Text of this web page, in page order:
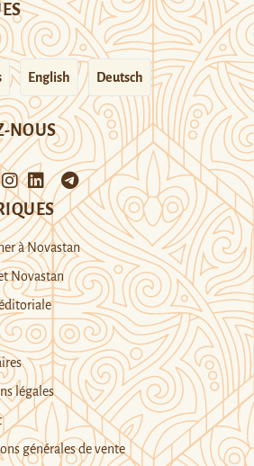
English Deutsch
NOUS
à Novastan
Novastan
légales
générales de vente